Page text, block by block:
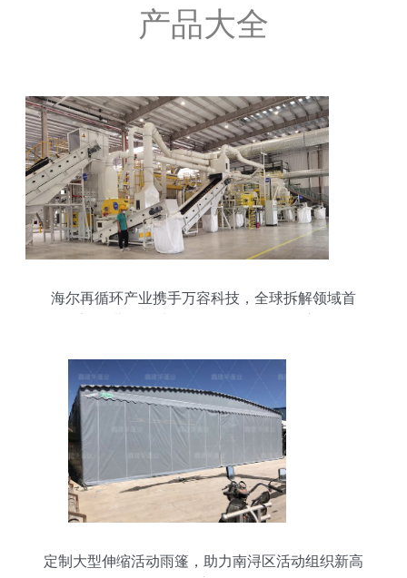
产品大全
海尔再循环产业携手万容科技，全球拆解领域首
定制大型伸缩活动雨篷，助力南浔区活动组织新高